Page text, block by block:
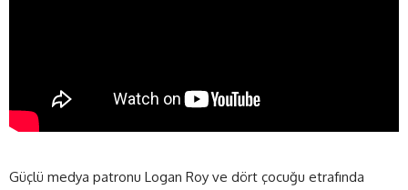
Güçlü medya patronu Logan Roy ve dört çocuğu etrafında